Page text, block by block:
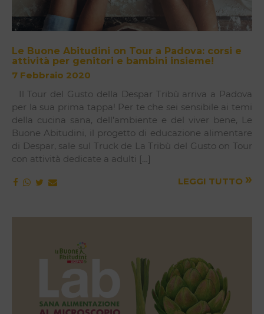
Le Buone Abitudini on Tour a Padova: corsi e
attività per genitori e bambini insieme!
7 Febbraio 2020
Il Tour del Gusto della Despar Tribù arriva a Padova
per la sua prima tappa! Per te che sei sensibile ai temi
della cucina sana, dell’ambiente e del viver bene, Le
Buone Abitudini, il progetto di educazione alimentare
di Despar, sale sul Truck de La Tribù del Gusto on Tour
con attività dedicate a adulti […]
LEGGI TUTTO »